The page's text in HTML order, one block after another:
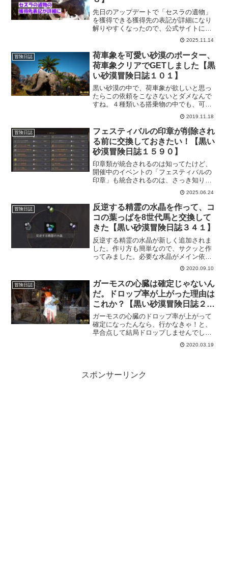
先日のアップデートで「セスラの遺物」
を獲得できる獲得先の表記が詳細になり
解りやすくなったので、公式サイトにあ
りますが、確認しやすい自分用に作りま
2025.11.14
冒険日誌
荷車象を可愛い砂漠のポーター、
荷車象クリアでGETしました【黒
い砂漠冒険日誌１０１】
黒い砂漠の中で、荷車象が欲しいと思っ
たらこの依頼をこなさないとダメなんで
すね。４種類いる搭乗物の中でも、可愛
らしいという声はよく聞きます。欲しい
なと思っていたものの、機会はなかった
のですが結局バルタリの冒険日誌を進め
るには荷車象が必要だったので行ってき
ました。
2019.11.18
冒険日誌
フェスティバルの印章が削除され
る前に交換しておきたい！【黒い
砂漠冒険日誌１５９０】
印章類が統合されるのは知ってたけど、
開催中のイベントの「フェスティバルの
印章」も統合されるのは、さっき知りま
した。交換したいアイテムがあるけど足
りるかどうか微妙。なので、せめてもの
抵抗で釣りをしておこうかと思ってま
す。
2025.06.24
冒険日誌
反逆する精霊の水晶を作って、コ
コの葉っぱを8世代馬と交換して
きた【黒い砂漠冒険日誌３４１】
反逆する精霊の水晶が新しく追加されま
した。作り方も簡単なので、サクッと作
ってみました。必要な水晶がメイン依頼
をこなしていればもらえる水晶ばかりな
ので、気軽に作れます。性能的にも、個
人的に良い水晶だなと思いました。それ
と、ココの葉っぱもたくさん集まったの
で黒い砂漠人生初となる「8世代馬」と交
換してきました。
2020.09.10
冒険日誌
ガーモスの心臓は確定じゃないん
だ。ドロップ率が上がった理由は
これか？【黒い砂漠冒険日誌２０
４】
ガーモスの心臓のドロップ率が上がって
確定になったんなら、行かなきゃ！と、
早合点して結局ドロップしませんでした
ｗちゃんと理解しないとですな。で、ガ
ーモスの心臓のドロップ率を上げた理由
ます。
2020.03.19
スポンサーリンク